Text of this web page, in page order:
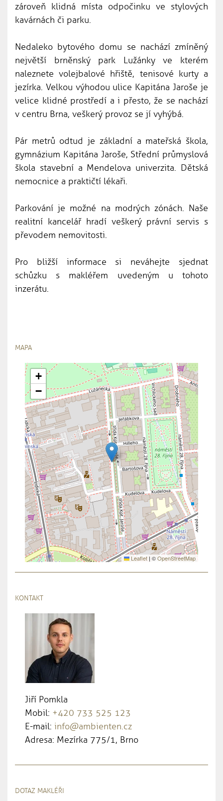
zároveň klidná místa odpočinku ve stylových
kavárnách či parku.
Nedaleko bytového domu se nachází zmíněný
největší brněnský park Lužánky ve kterém
naleznete volejbalové hřiště, tenisové kurty a
jezírka. Velkou výhodou ulice Kapitána Jaroše je
velice klidné prostředí a i přesto, že se nachází
v centru Brna, veškerý provoz se jí vyhýbá.
Pár metrů odtud je základní a mateřská škola,
gymnázium Kapitána Jaroše, Střední průmyslová
škola stavební a Mendelova univerzita. Dětská
nemocnice a praktičtí lékaři.
Parkování je možné na modrých zónách. Naše
realitní kancelář hradí veškerý právní servis s
převodem nemovitosti.
Pro bližší informace si neváhejte sjednat
schůzku s makléřem uvedeným u tohoto
inzerátu.
MAPA
+
−
Leaflet | ©OpenStreetMap
KONTAKT
Jiří Pomkla
Mobil: +420 733 525 123
E-mail: info@ambienten.cz
Adresa: Mezírka 775/1, Brno
DOTAZ MAKLÉŘI